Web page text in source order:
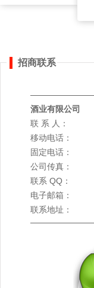
招商联系
酒业有限公司
联 系 人：
移动电话：
固定电话：
公司传真：
联系 QQ：
电子邮箱：
联系地址：